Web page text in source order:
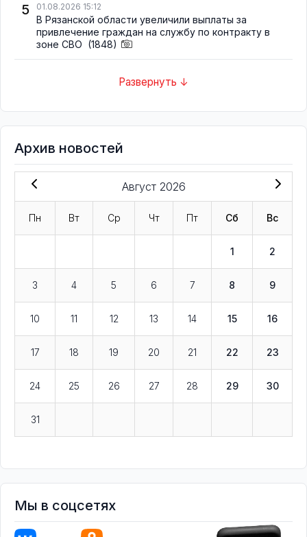
5 01.08.2026 15:12
В Рязанской области увеличили выплаты за
привлечение граждан на службу по контракту в
зоне СВО (1848)
Развернуть ↓
Архив новостей
Август 2026
Пн Вт Ср Чт Пт Сб Вс
1 2
3 4 5 6 7 8 9
10 11 12 13 14 15 16
17 18 19 20 21 22 23
24 25 26 27 28 29 30
31
Мы в соцсетях